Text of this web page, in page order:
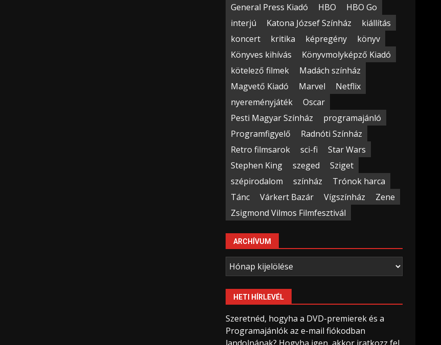
General Press Kiadó
HBO
HBO Go
interjú
Katona József Színház
kiállítás
koncert
kritika képregény
könyv
Könyves kihívás
Könyvmolyképző Kiadó
kötelező filmek
Madách színház
Magvető Kiadó
Marvel
Netflix
nyereményjáték
Oscar
Pesti Magyar Színház
programajánló
Programfigyelő
Radnóti Színház
Retro filmsarok
sci-fi
Star Wars
Stephen King
szeged
Sziget
szépirodalom
színház
Trónok harca
Tánc
Várkert Bazár Vígszínház
Zene
Zsigmond Vilmos Filmfesztivál
ARCHÍVUM
Archívum
HETI HÍRLEVÉL
Szeretnéd, hogyha a DVD-premierek és a
Programajánlók az e-mail fiókodban